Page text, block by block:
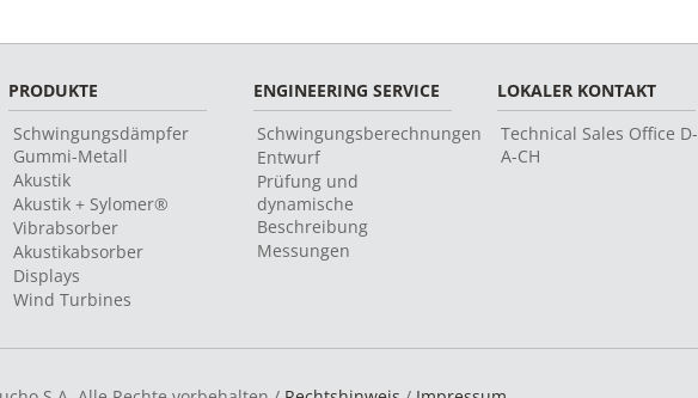
PRODUKTE
Schwingungsdämpfer
Gummi-Metall
Akustik
Akustik + Sylomer®
Vibrabsorber
Akustikabsorber
Displays
Wind Turbines
ENGINEERING SERVICE
Schwingungsberechnungen
Entwurf
Prüfung und
dynamische
Beschreibung
Messungen
LOKALER KONTAKT
Technical Sales Office D-
A-CH